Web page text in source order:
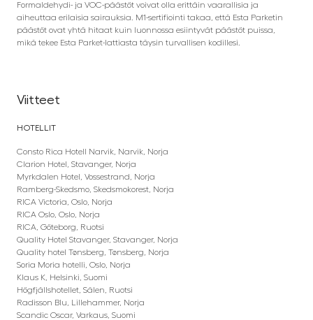
Formaldehydi- ja VOC-päästöt voivat olla erittäin vaarallisia ja
aiheuttaa erilaisia sairauksia. M1-sertifiointi takaa, että Esta Parketin
päästöt ovat yhtä hitaat kuin luonnossa esiintyvät päästöt puissa,
mikä tekee Esta Parket-lattiasta täysin turvallisen kodillesi.
Viitteet
HOTELLIT
Consto Rica Hotell Narvik, Narvik, Norja
Clarion Hotel, Stavanger, Norja
Myrkdalen Hotel, Vossestrand, Norja
Ramberg-Skedsmo, Skedsmokorest, Norja
RICA Victoria, Oslo, Norja
RICA Oslo, Oslo, Norja
RICA, Göteborg, Ruotsi
Quality Hotel Stavanger, Stavanger, Norja
Quality hotel Tønsberg, Tønsberg, Norja
Soria Moria hotelli, Oslo, Norja
Klaus K, Helsinki, Suomi
Högfjällshotellet, Sälen, Ruotsi
Radisson Blu, Lillehammer, Norja
Scandic Oscar, Varkaus, Suomi